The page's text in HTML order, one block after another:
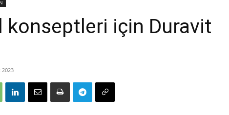
konseptleri için Duravit
2023